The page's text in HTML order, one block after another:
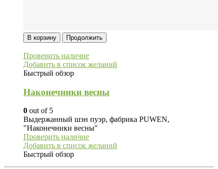
В корзину Продолжить
Проверить наличие
Добавить в список желаний
Быстрый обзор
Наконечники весны
0 out of 5
Выдержанный шэн пуэр, фабрика PUWEN,
"Наконечники весны"
Проверить наличие
Добавить в список желаний
Быстрый обзор